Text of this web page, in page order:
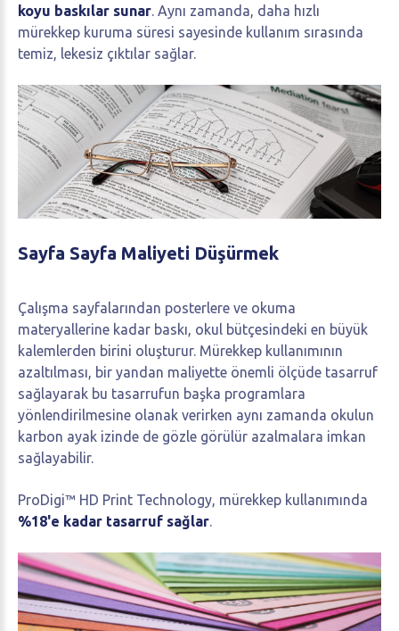
koyu baskılar sunar. Aynı zamanda, daha hızlı
mürekkep kuruma süresi sayesinde kullanım sırasında
temiz, lekesiz çıktılar sağlar.
Sayfa Sayfa Maliyeti Düşürmek
Çalışma sayfalarından posterlere ve okuma
materyallerine kadar baskı, okul bütçesindeki en büyük
kalemlerden birini oluşturur. Mürekkep kullanımının
azaltılması, bir yandan maliyette önemli ölçüde tasarruf
sağlayarak bu tasarrufun başka programlara
yönlendirilmesine olanak verirken aynı zamanda okulun
karbon ayak izinde de gözle görülür azalmalara imkan
sağlayabilir.
ProDigi™ HD Print Technology, mürekkep kullanımında
%18'e kadar tasarruf sağlar